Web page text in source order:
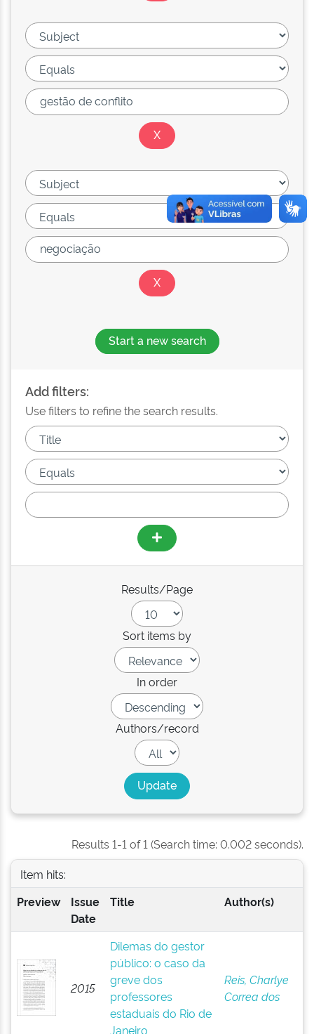
Start a new search
Add filters:
Use filters to refine the search results.
Results/Page
Sort items by
In order
Authors/record
Results 1-1 of 1 (Search time: 0.002 seconds).
Item hits:
Preview
Issue
Date
Title Author(s)
2015
Dilemas do gestor
público: o caso da
greve dos
professores
estaduais do Rio de
Janeiro
Reis, Charlye
Correa dos